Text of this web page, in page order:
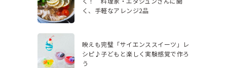
く、手軽なアレンジ2品
映えも完璧「サイエンススイーツ」レ
シピ♪子どもと楽しく実験感覚で作ろ
う